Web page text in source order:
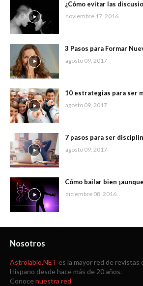
¿Cómo evitar las
noviembre 17, 2016
3 Pasos para Formar
agosto 09, 2017
10 estrategias para ser
agosto 09, 2017
7 pasos para ser
agosto 09, 2017
Cómo bailar bien
diciembre 08, 2016
Nosotros
Astrolabio.NET es la mayor red de revistas
Hispano desde hace más de 20 años.
Conoce nuestra red